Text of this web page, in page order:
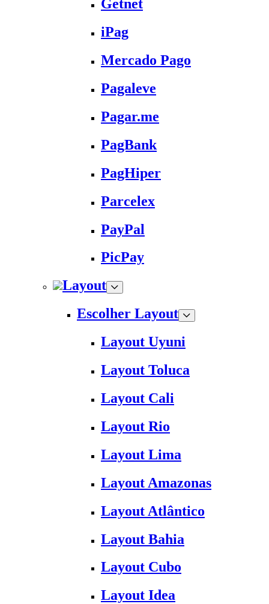
Getnet
iPag
Mercado Pago
Pagaleve
Pagar.me
PagBank
PagHiper
Parcelex
PayPal
PicPay
Layout
Escolher Layout
Layout Uyuni
Layout Toluca
Layout Cali
Layout Rio
Layout Lima
Layout Amazonas
Layout Atlântico
Layout Bahia
Layout Cubo
Layout Idea